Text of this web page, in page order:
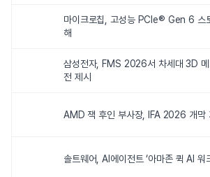
마이크로칩, 고성능 PCIe® Gen 6 스
해
삼성전자, FMS 2026서 차세대 3D 메
전 제시
AMD 잭 후인 부사장, IFA 2026 개막
솔트웨어, AI에이전트 ‘아마존 퀵 AI 워